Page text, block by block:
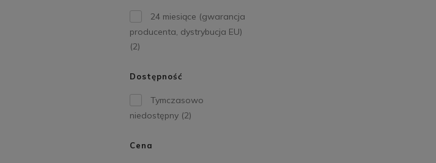
24 miesiące (gwarancja
producenta, dystrybucja EU)
(2)
Dostępność
Tymczasowo
niedostępny (2)
Cena